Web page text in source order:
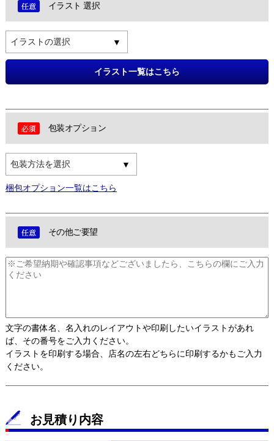
イラスト 選択
イラストの選択
イラスト一覧はこちら
包装オプション
包装方法を選択
梱包オプション一覧はこちら
その他ご要望
文字の書体名、名入れのレイアウトや印刷したいイラストがあれ
ば、その番号をご入力ください。
イラストを印刷する場合、店名の左右どちらに印刷するかもご入力
ください。
お見積り内容